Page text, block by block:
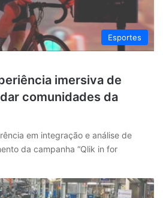
Esportes
imersiva de
comunidades da
em integração e análise de
da campanha “Qlik in for